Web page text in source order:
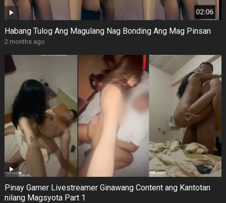
Habang Tulog Ang Magulang Nag Bonding Ang Mag Pinsan
2 months ago
Pinay Gamer Livestreamer Ginawang Content ang Kantotan
nilang Magsyota Part 1